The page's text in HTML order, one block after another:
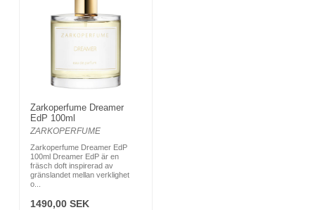
Zarkoperfume Dreamer
EdP 100ml
ZARKOPERFUME
Zarkoperfume Dreamer EdP
100ml Dreamer EdP är en
fräsch doft inspirerad av
gränslandet mellan verklighet
o...
1490,00 SEK